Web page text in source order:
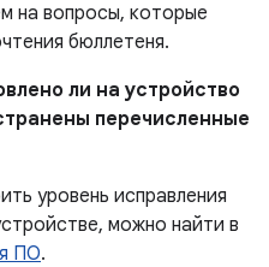
на вопросы, которые
бюллетеня.
ли на устройство
перечисленные
уровень исправления
можно найти в
ПО.